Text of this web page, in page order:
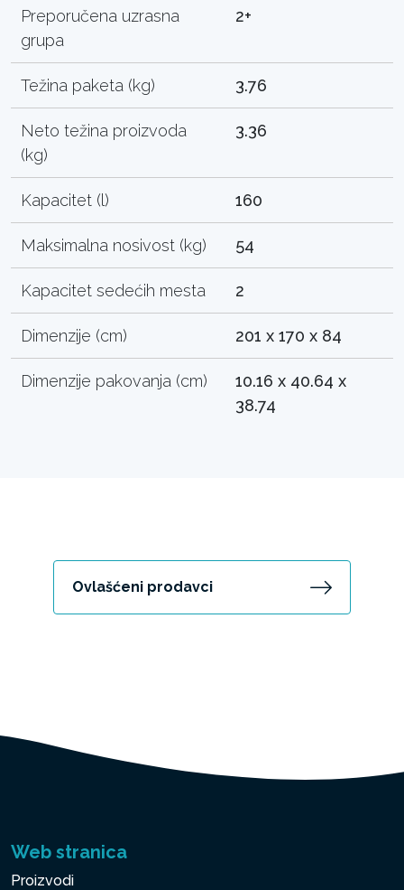
Preporučena uzrasna
grupa
2+
Težina paketa (kg) 3.76
Neto težina proizvoda
(kg)
3.36
Kapacitet (l) 160
Maksimalna nosivost (kg) 54
Kapacitet sedećih mesta 2
Dimenzije (cm) 201 x 170 x 84
Dimenzije pakovanja (cm)
10.16 x 40.64 x
38.74
Ovlašćeni prodavci
Web stranica
Proizvodi